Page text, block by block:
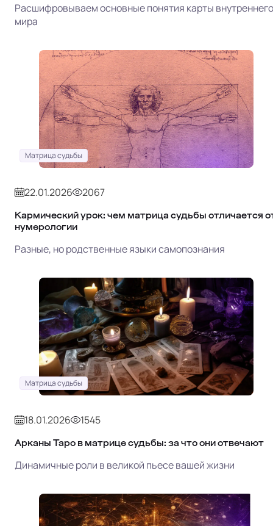
Расшифровываем основные понятия карты внутреннего
мира
Матрица судьбы
22.01.2026 2067
Кармический урок: чем матрица судьбы отличается
нумерологии
Разные, но родственные языки самопознания
Матрица судьбы
18.01.2026 1545
Арканы Таро в матрице судьбы: за что они отвечают
Динамичные роли в великой пьесе вашей жизни